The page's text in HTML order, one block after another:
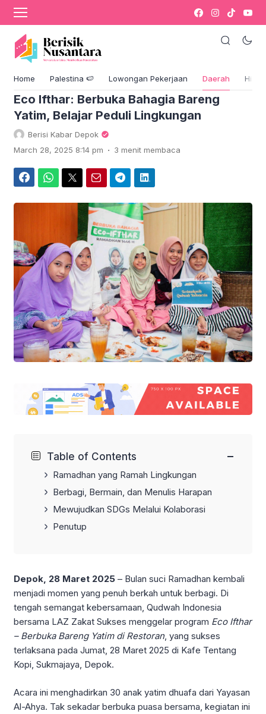
Home Palestina 🍉 Lowongan Pekerjaan Daerah
Komentar › Blog & Berita
Eco Ifthar: Berbuka Bahagia Bareng
Yatim, Belajar Peduli Lingkungan
Berisi Kabar Depok
March 28, 2025 8:14 pm . 3 menit membaca
Table of Contents −
Ramadhan yang Ramah Lingkungan
Berbagi, Bermain, dan Menulis Harapan
Mewujudkan SDGs Melalui Kolaborasi
Penutup
Depok, 28 Maret 2025 – Bulan suci Ramadhan kembali
menjadi momen yang penuh berkah untuk berbagi. Di
tengah semangat kebersamaan, Qudwah Indonesia
bersama LAZ Zakat Sukses menggelar program Eco Ifthar
– Berbuka Bareng Yatim di Restoran, yang sukses
terlaksana pada Jumat, 28 Maret 2025 di Kafe Tentang
Kopi, Sukmajaya, Depok.
Acara ini menghadirkan 30 anak yatim dhuafa dari Yayasan
Al-Ahya. Tak sekadar berbuka puasa bersama, kegiatan ini